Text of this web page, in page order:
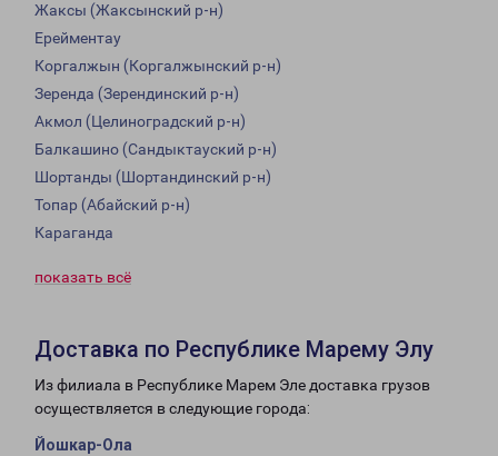
Жаксы (Жаксынский р-н)
Ерейментау
Коргалжын (Коргалжынский р-н)
Зеренда (Зерендинский р-н)
Акмол (Целиноградский р-н)
Балкашино (Сандыктауский р-н)
Шортанды (Шортандинский р-н)
Топар (Абайский р-н)
Караганда
показать всё
Доставка по Республике Марему Элу
Из филиала в Республике Марем Эле доставка грузов
осуществляется в следующие города:
Йошкар-Ола